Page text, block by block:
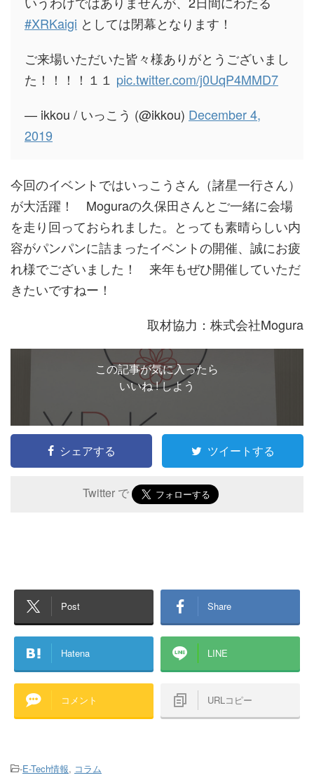
#XRKaigi としては閉幕となります！
ご来場いただいた皆々様ありがとうございまし
た！！！！１１ pic.twitter.com/j0UqP4MMD7
— ikkou / いっこう (@ikkou) December 4,
2019
今回のイベントではいっこうさん（諸星一行さん）
が大活躍！ Moguraの久保田さんとご一緒に会場
を走り回っておられました。とっても素晴らしい内
容がパンパンに詰まったイベントの開催、誠にお疲
れ様でございました！ 来年もぜひ開催していただ
きたいですねー！
取材協力：株式会社Mogura
この記事が気に入ったら
いいね ! しよう
シェアする ツイートする
Twitter で
Post Share
Hatena LINE
コメント URLコピー
-E-Tech情報, コラム